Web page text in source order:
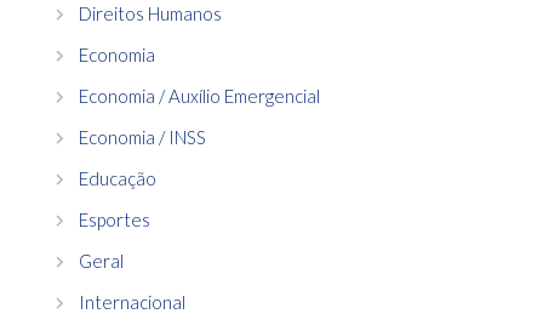
Direitos Humanos
Economia
Economia / Auxílio Emergencial
Economia / INSS
Educação
Esportes
Geral
Internacional